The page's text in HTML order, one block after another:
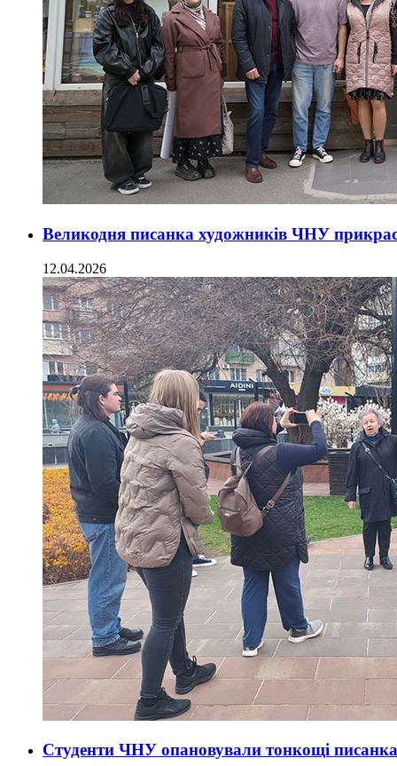
Великодня писанка художників ЧНУ
12.04.2026
Студенти ЧНУ опановували тонкощі